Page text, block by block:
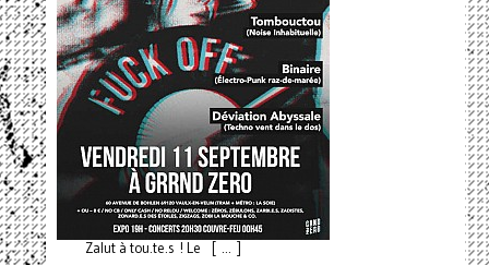
Zalut à tou.te.s ! Le [ ... ]